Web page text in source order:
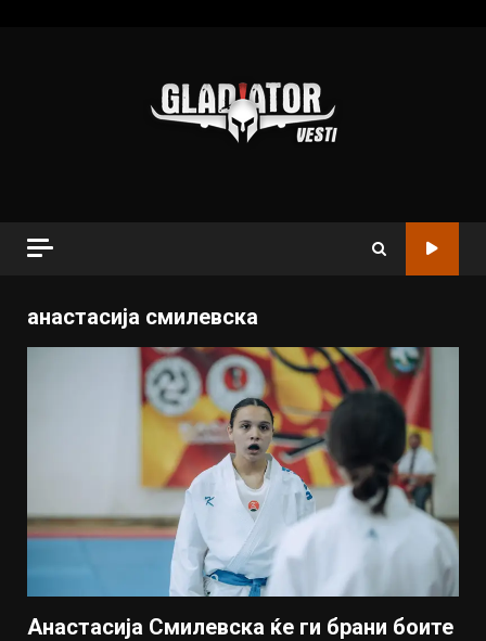
анастасија смилевска
Анастасија Смилевска ќе ги брани боите